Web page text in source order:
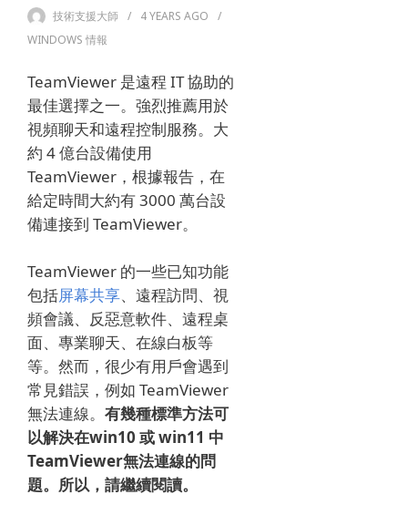
技術支援大師 4 YEARS AGO
WINDOWS 情報
TeamViewer 是遠程 IT 協助的
最佳選擇之一。 強烈推薦用於
視頻聊天和遠程控制服務。 大
約 4 億台設備使用
TeamViewer，根據報告，在
給定時間大約有 3000 萬台設
備連接到 TeamViewer。
TeamViewer 的一些已知功能
包括屏幕共享、遠程訪問、視
頻會議、反惡意軟件、遠程桌
面、專業聊天、在線白板等
等。 然而，很少有用戶會遇到
常見錯誤，例如 TeamViewer
無法連線。 有幾種標準方法可
以解決在win10 或 win11 中
TeamViewer無法連線的問
題。 所以，請繼續閱讀。